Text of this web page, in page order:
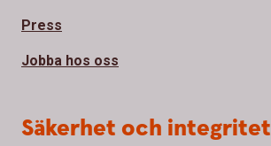
Press
Jobba hos oss
Säkerhet och integritet